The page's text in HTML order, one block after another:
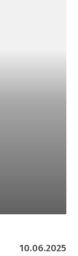
10.06.2025